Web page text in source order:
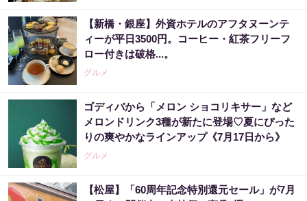
【新橋・銀座】外資ホテルのアフタヌーンテ
ィーが平日3500円。コーヒー・紅茶フリーフ
ロー付きは破格...。
グルメ
ゴディバから「メロン ショコリキサー」など
メロンドリンク3種が新たに登場♡夏にぴった
りの爽やかなラインアップ《7月17日から》
グルメ
【松屋】「60周年記念特別還元セール」が7月